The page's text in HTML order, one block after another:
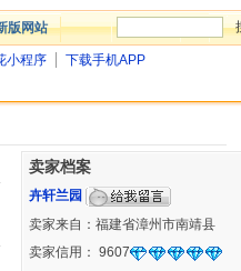
版网站
小程序 下载手机APP
卖家档案
卉轩兰园
卖家来自：福建省漳州市南靖县
卖家信用： 9607